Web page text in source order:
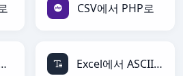
CSV에서 PHP로
로 Excel에서 ASCII로